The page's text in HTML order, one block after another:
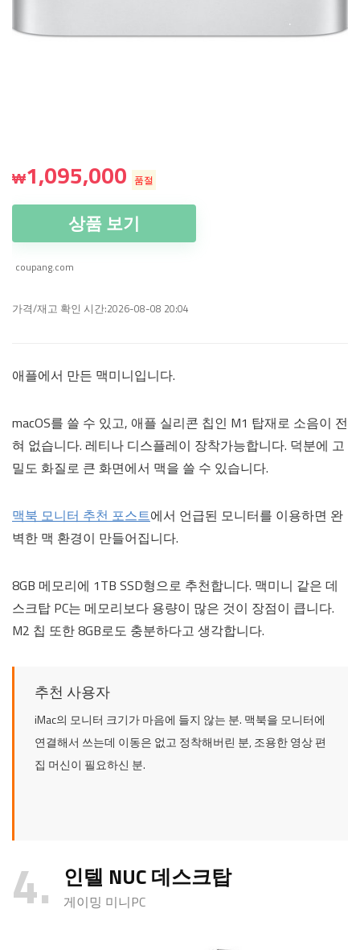
₩1,095,000 품절
상품 보기
coupang.com
가격/재고 확인 시간:2026-08-08 20:04
애플에서 만든 맥미니입니다.
macOS를 쓸 수 있고, 애플 실리콘 칩인 M1 탑재로 소음이 전
혀 없습니다. 레티나 디스플레이 장착가능합니다. 덕분에 고
밀도 화질로 큰 화면에서 맥을 쓸 수 있습니다.
맥북 모니터 추천 포스트에서 언급된 모니터를 이용하면 완
벽한 맥 환경이 만들어집니다.
8GB 메모리에 1TB SSD형으로 추천합니다. 맥미니 같은 데
스크탑 PC는 메모리보다 용량이 많은 것이 장점이 큽니다.
M2 칩 또한 8GB로도 충분하다고 생각합니다.
추천 사용자
iMac의 모니터 크기가 마음에 들지 않는 분. 맥북을 모니터에
연결해서 쓰는데 이동은 없고 정착해버린 분, 조용한 영상 편
집 머신이 필요하신 분.
4 인텔 NUC 데스크탑
게이밍 미니PC